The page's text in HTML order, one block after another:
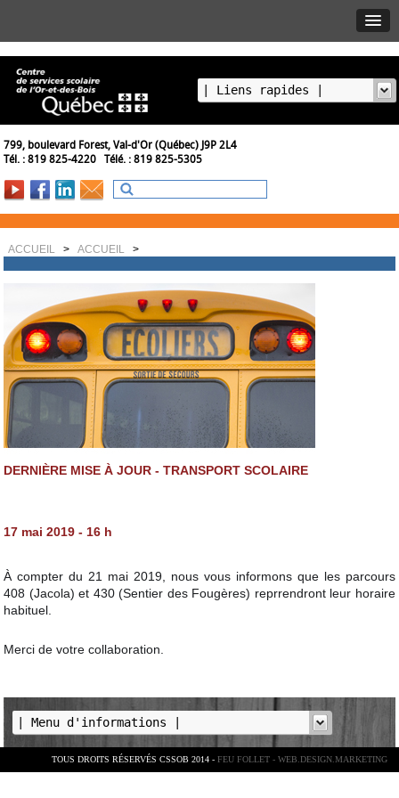
799, boulevard Forest, Val-d'Or (Québec) J9P 2L4
Tél. : 819 825-4220 Télé. : 819 825-5305
ACCUEIL > ACCUEIL >
DERNIÈRE MISE À JOUR - TRANSPORT SCOLAIRE
17 mai 2019 - 16 h
À compter du 21 mai 2019, nous vous informons que les parcours
408 (Jacola) et 430 (Sentier des Fougères) reprrendront leur horaire
habituel.
Merci de votre collaboration.
TOUS DROITS RÉSERVÉS CSSOB 2014 - FEU FOLLET - WEB.DESIGN.MARKETING